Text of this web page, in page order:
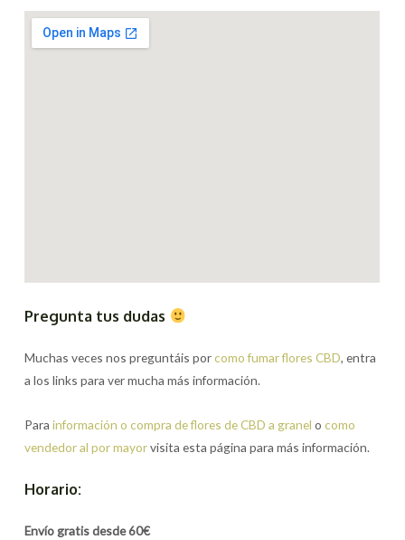
Pregunta tus dudas
Muchas veces nos preguntáis porcomo fumar flores CBD, entra
a los links para ver mucha más información.
Parainformación o compra de flores de CBD a granel ocomo
vendedor al por mayorvisita esta página para más información.
Horario:
Envío gratis desde 60€